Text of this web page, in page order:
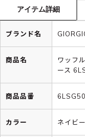
アイテム詳細
ブランド名
商品名
ワッフ
ース
商品品番 6LSG50
カラー ネイビ